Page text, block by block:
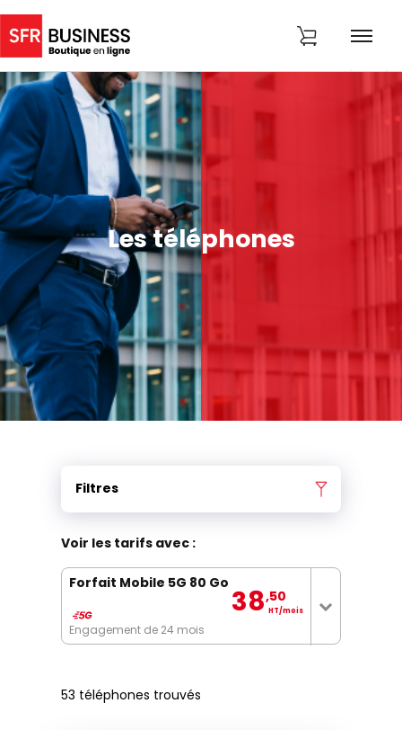
Les téléphones
Filtres
Voir les tarifs avec :
Forfait Mobile 5G 80 Go
Engagement de 24 mois
38,50
HT/mois
53 téléphones trouvés